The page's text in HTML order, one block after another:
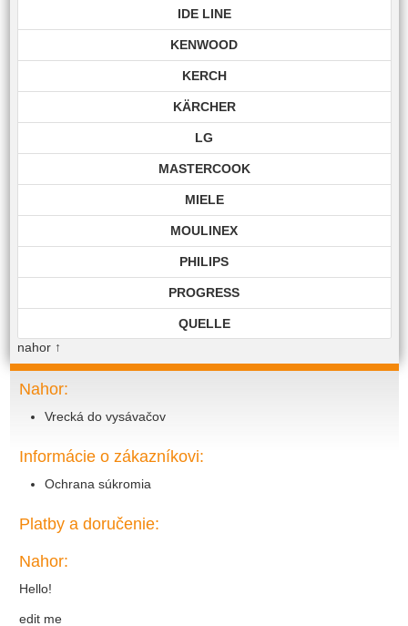
IDE LINE
KENWOOD
KERCH
KÄRCHER
LG
MASTERCOOK
MIELE
MOULINEX
PHILIPS
PROGRESS
QUELLE
SIEMENS
nahor↑
Nahor:
Vrecká do vysávačov
Informácie o zákazníkovi:
Ochrana súkromia
Platby a doručenie:
Nahor:
Hello!
edit me